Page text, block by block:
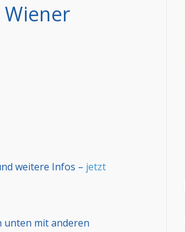
Wiener
weitere Infos – jetzt
unten mit anderen